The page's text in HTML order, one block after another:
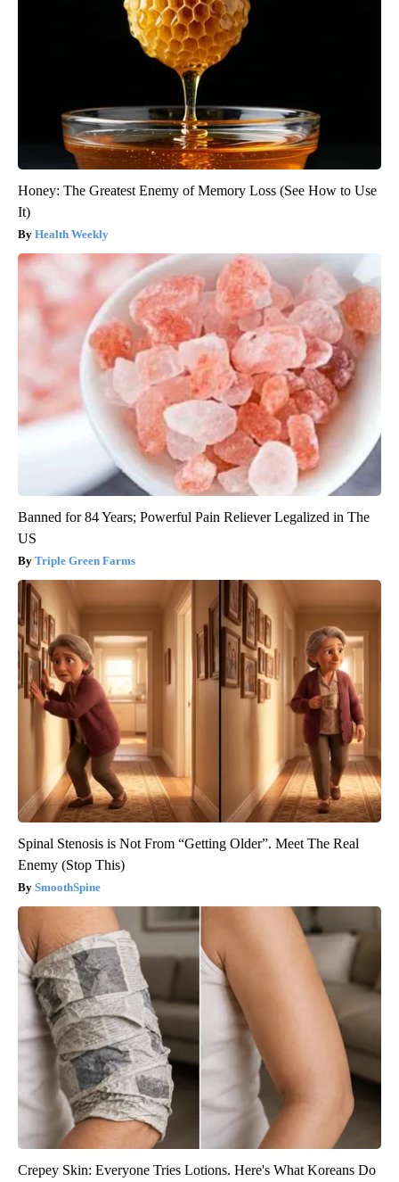
Honey: The Greatest Enemy of Memory Loss (See How to Use
It)
Health Weekly
Banned for 84 Years; Powerful Pain Reliever Legalized in The
US
Triple Green Farms
Spinal Stenosis is Not From “Getting Older”. Meet The Real
Enemy (Stop This)
SmoothSpine
Crepey Skin: Everyone Tries Lotions. Here's What Koreans Do